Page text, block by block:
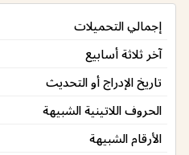
إجمالي التحميلات
آخر ثلاثة أسابيع
تاريخ الإدراج أو التحديث
الحروف اللاتينية الشبيهة
الأرقام الشبيهة